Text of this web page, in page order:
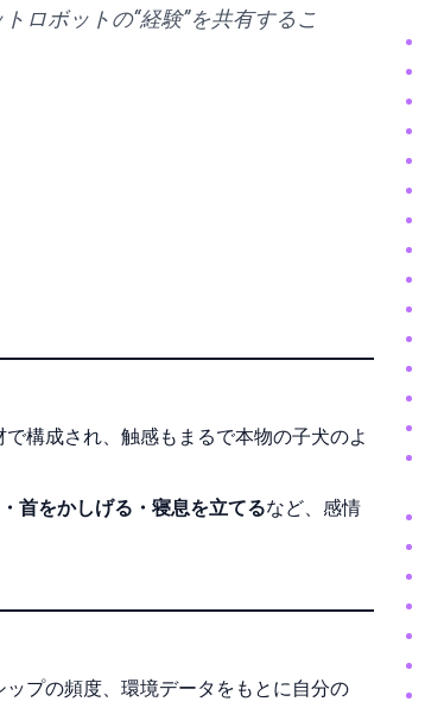
ロボットの“経験”を共有するこ
構成され、触感もまるで本物の子犬のよ
首をかしげる・寝息を立てるなど、感情
プの頻度、環境データをもとに自分の